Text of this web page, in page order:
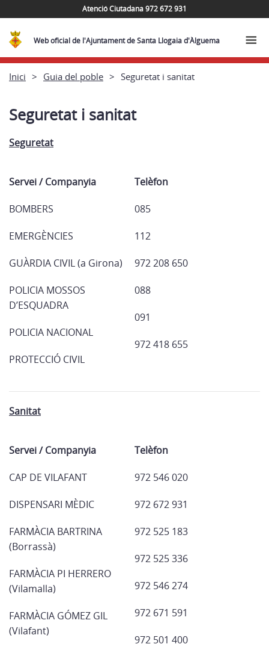
Atenció Ciutadana 972 672 931
Web oficial de l'Ajuntament de Santa Llogaia d'Àlguema
Inici Guia del poble Seguretat i sanitat
Seguretat i sanitat
Seguretat
Servei / Companyia
BOMBERS
EMERGÈNCIES
GUÀRDIA CIVIL (a Girona)
POLICIA MOSSOS
D’ESQUADRA
POLICIA NACIONAL
PROTECCIÓ CIVIL
Telèfon
085
112
972 208 650
088
091
972 418 655
Sanitat
Servei / Companyia
CAP DE VILAFANT
DISPENSARI MÈDIC
FARMÀCIA BARTRINA
(Borrassà)
FARMÀCIA PI HERRERO
(Vilamalla)
FARMÀCIA GÓMEZ GIL
(Vilafant)
Telèfon
972 546 020
972 672 931
972 525 183
972 525 336
972 546 274
972 671 591
972 501 400